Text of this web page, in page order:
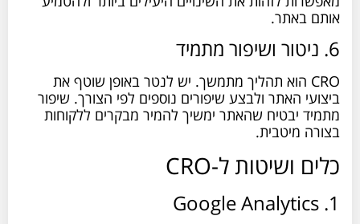
אותם באתר.
6. ניטור ושיפור מתמיד
CRO הוא תהליך מתמשך. יש לנטר באופן שוטף את
ביצועי האתר ולבצע שיפורים נוספים לפי הצורך. שיפור
מתמיד יבטיח שהאתר ימשיך להמיר מבקרים ללקוחות
בצורה מיטבית.
כלים ושיטות ל-CRO
1. Google Analytics